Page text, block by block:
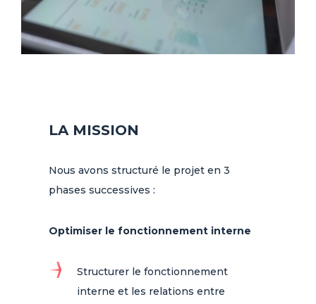
LA MISSION
Nous avons structuré le projet en 3
phases successives :
Optimiser le fonctionnement interne
Structurer le fonctionnement
interne et les relations entre